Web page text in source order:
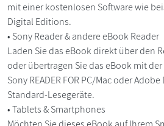
mit einer kostenlosen Software wie
Digital Editions.
• Sony Reader & andere eBook Reader
Laden Sie das eBook direkt über den
oder übertragen Sie das eBook mit
Sony READER FOR PC/Mac oder
Standard-Lesegeräte.
• Tablets & Smartphones